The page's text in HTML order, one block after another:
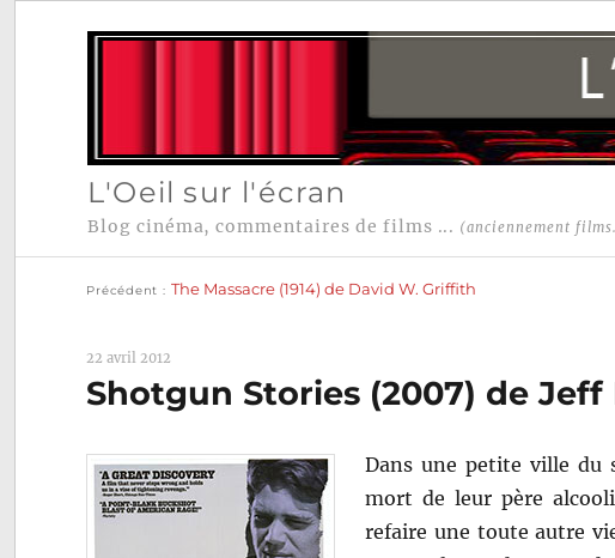
L'Oeil sur l'écran
Blog cinéma, commentaires de films ... (anciennement
Navigation
l’article
Précédent The Massacre (1914) de David W. Griffith
22 avril 2012
Shotgun Stories (2007) de Jeff
Dans une petite ville du
mort de leur père
refaire une toute autre